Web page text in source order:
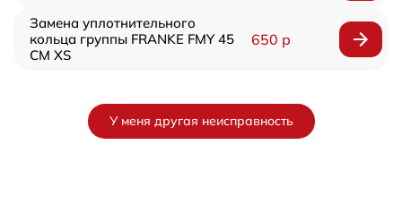
Замена уплотнительного
кольца группы FRANKE FMY 45
CM XS
650 р
У меня другая неисправность